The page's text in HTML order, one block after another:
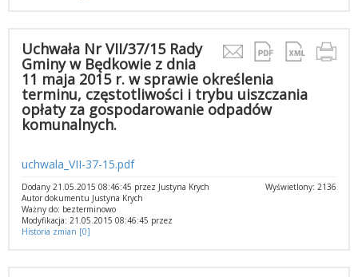
Uchwała Nr VII/37/15 Rady
Gminy w Będkowie z dnia
11 maja 2015 r. w sprawie określenia
terminu, częstotliwości i trybu uiszczania
opłaty za gospodarowanie odpadów
komunalnych.
uchwala_VII-37-15.pdf
Wyświetlony: 2136
Dodany 21.05.2015 08:46:45 przez Justyna Krych
Autor dokumentu Justyna Krych
Ważny do: bezterminowo
Modyfikacja: 21.05.2015 08:46:45 przez
Historia zmian [0]